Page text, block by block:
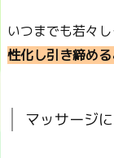
いつまでも若々し
性化し引き締め
マッサージ